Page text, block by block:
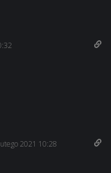
2021 10:28